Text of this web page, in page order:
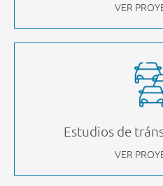
VER
Estudios de
VER